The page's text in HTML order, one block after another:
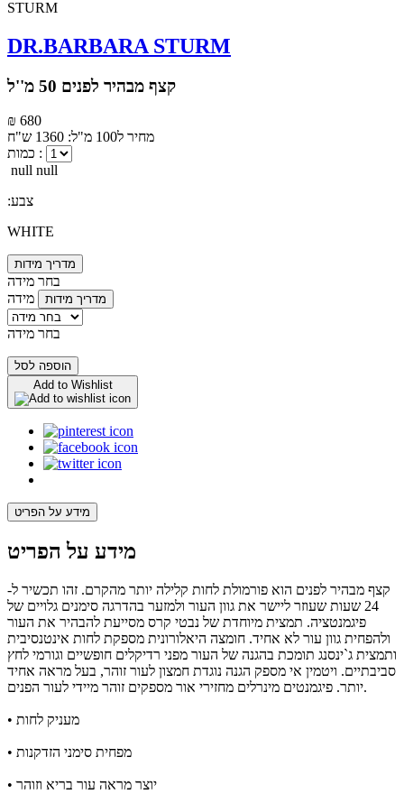
DR.BARBARA STURM
קצף מבהיר לפנים 50 מ''ל
₪ 680
מחיר ל100 מ"ל: 1360 ש"ח
כמות :
null null
:צבע
WHITE
מדריך מידות
בחר מידה
מידה
מדריך מידות
בחר מידה
הוספה לסל
Add to Wishlist
מידע על הפריט
מידע על הפריט
קצף מבהיר לפנים הוא פורמולת לחות קלילה יותר מהקרם. זהו תכשיר ל-
24 שעות שעוזר ליישר את גוון העור ולמזער בהדרגה סימנים גלויים של
פיגמנטציה. תמצית מיוחדת של נבטי קרס מסייעת להבהיר את העור
ולהפחית גוון עור לא אחיד. חומצה היאלורונית מספקת לחות אינטנסיבית
ותמצית ג`ינסנג תומכת בהגנה של העור מפני רדיקלים חופשיים וגורמי לחץ
סביבתיים. ויטמין אי מספק הגנה נוגדת חמצון לעור זוהר, בעל מראה אחיד
יותר. פיגמנטים מינרלים מחזירי אור מספקים זוהר מיידי לעור הפנים.
• מעניק לחות
• מפחית סימני הזדקנות
• יוצר מראה עור בריא וזוהר